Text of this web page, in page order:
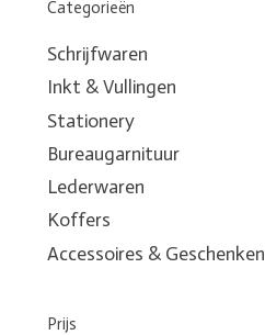
Categorieën
Schrijfwaren
Inkt & Vullingen
Stationery
Bureaugarnituur
Lederwaren
Koffers
Accessoires & Geschenken
Prijs